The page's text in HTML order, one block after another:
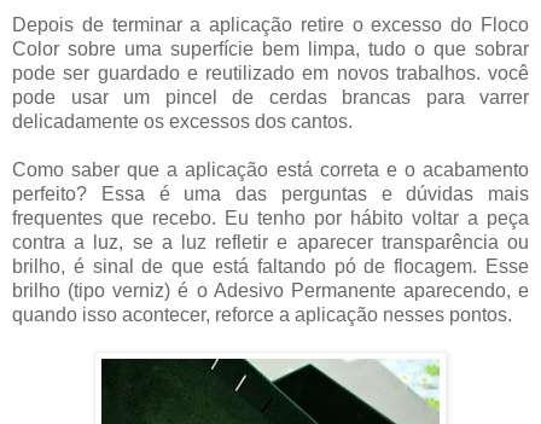
Depois de terminar a aplicação retire o excesso do Floco
Color sobre uma superfície bem limpa, tudo o que sobrar
pode ser guardado e reutilizado em novos trabalhos. você
pode usar um pincel de cerdas brancas para varrer
delicadamente os excessos dos cantos.
Como saber que a aplicação está correta e o acabamento
perfeito? Essa é uma das perguntas e dúvidas mais
frequentes que recebo. Eu tenho por hábito voltar a peça
contra a luz, se a luz refletir e aparecer transparência ou
brilho, é sinal de que está faltando pó de flocagem. Esse
brilho (tipo verniz) é o Adesivo Permanente aparecendo, e
quando isso acontecer, reforce a aplicação nesses pontos.